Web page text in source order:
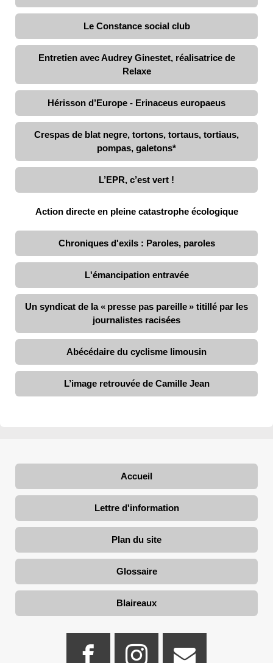
Le Constance social club
Entretien avec Audrey Ginestet, réalisatrice de
Relaxe
Hérisson d’Europe - Erinaceus europaeus
Crespas de blat negre, tortons, tortaus, tortiaus,
pompas, galetons*
L’EPR, c’est vert !
Action directe en pleine catastrophe écologique
Chroniques d'exils : Paroles, paroles
L'émancipation entravée
Un syndicat de la « presse pas pareille » titillé par les
journalistes racisées
Abécédaire du cyclisme limousin
L’image retrouvée de Camille Jean
Accueil
Lettre d'information
Plan du site
Glossaire
Blaireaux